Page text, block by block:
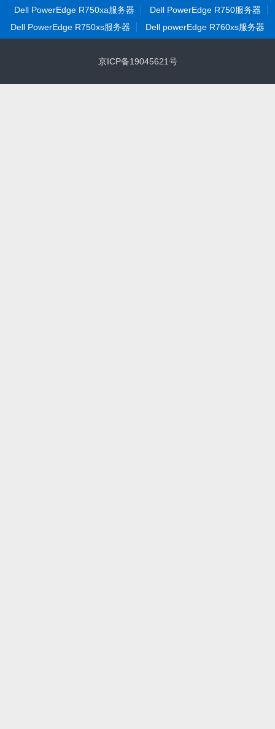
Dell PowerEdge R750xa服务器
Dell PowerEdge R750服务器
Dell PowerEdge R750xs服务器
Dell powerEdge R760xs服务器
京ICP备19045621号